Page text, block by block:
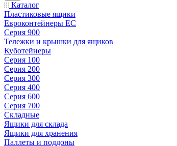
Каталог
Пластиковые ящики
Евроконтейнеры ЕС
Серия 900
Тележки и крышки для ящиков
Куботейнеры
Серия 100
Серия 200
Серия 300
Серия 400
Серия 600
Серия 700
Складные
Ящики для склада
Ящики для хранения
Паллеты и поддоны